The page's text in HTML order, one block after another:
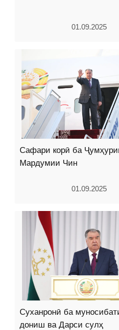
01.09.2025
Сафари корӣ ба
Мардумии Чин
01.09.2025
Суханронӣ ба
дониш ва Дарси сулҳ